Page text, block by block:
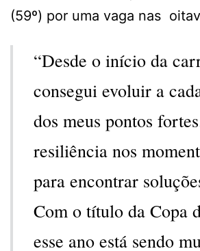
(59º) por uma vaga nas
“Desde o início da
consegui evoluir a
dos meus pontos
resiliência nos
para encontrar
Com o título da Copa
esse ano está sendo